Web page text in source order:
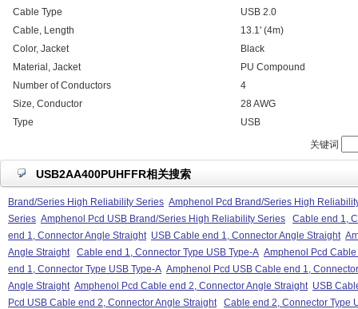
Cable Type
USB 2.0
Cable, Length
13.1' (4m)
Color, Jacket
Black
Material, Jacket
PU Compound
Number of Conductors
4
Size, Conductor
28 AWG
Type
USB
关键词
USB2AA400PUHFFR相关搜索
Brand/Series High Reliability Series Amphenol Pcd Brand/Series High
Series Amphenol Pcd USB Brand/Series High Reliability Series
Cable end 1,
end 1, Connector Angle Straight USB Cable end 1, Connector Angle Straight
Angle Straight
Cable end 1, Connector Type USB Type-A Amphenol Pcd
end 1, Connector Type USB Type-A Amphenol Pcd USB Cable end 1,
Angle Straight Amphenol Pcd Cable end 2, Connector Angle Straight USB
Pcd USB Cable end 2, Connector Angle Straight
Cable end 2, Connector Type